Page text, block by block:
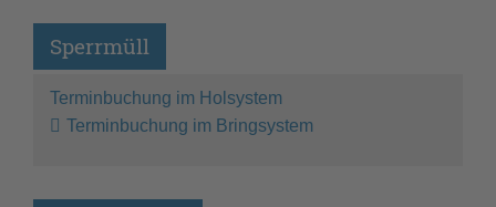
Sperrmüll
Terminbuchung im Holsystem
Terminbuchung im Bringsystem